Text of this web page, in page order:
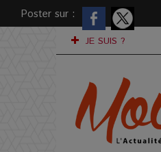
Poster sur :
JE SUIS ?